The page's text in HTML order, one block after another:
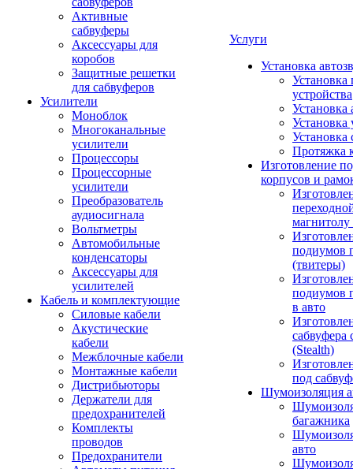
Активные
сабвуферы
Аксессуары для
коробов
Защитные решетки
для сабвуферов
Усилители
Моноблок
Многоканальные
усилители
Процессоры
Процессорные
усилители
Преобразователь
аудиосигнала
Вольтметры
Автомобильные
конденсаторы
Аксессуары для
усилителей
Кабель и комплектующие
Силовые кабели
Акустические
кабели
Межблочные кабели
Монтажные кабели
Дистрибьюторы
Держатели для
предохранителей
Комплекты
проводов
Предохранители
Услуги
Установка
Установка
устройства
Установка
Установка
Установка
Протяжка
Изготовление
корпусов и
подиумов
(твитеры)
подиумов
в авто
сабвуфера
(Stealth)
под
Шумоизоляция
багажника
авто